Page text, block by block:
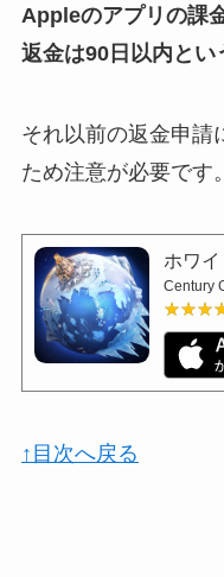
Appleのアプリの課
返金は90日以内とい
それ以前の返金申請
ため注意が必要です。
ホワ
Century
↑目次へ戻る